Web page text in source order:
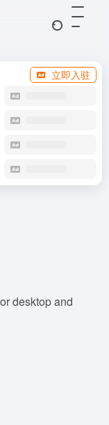
立即入驻
desktop and